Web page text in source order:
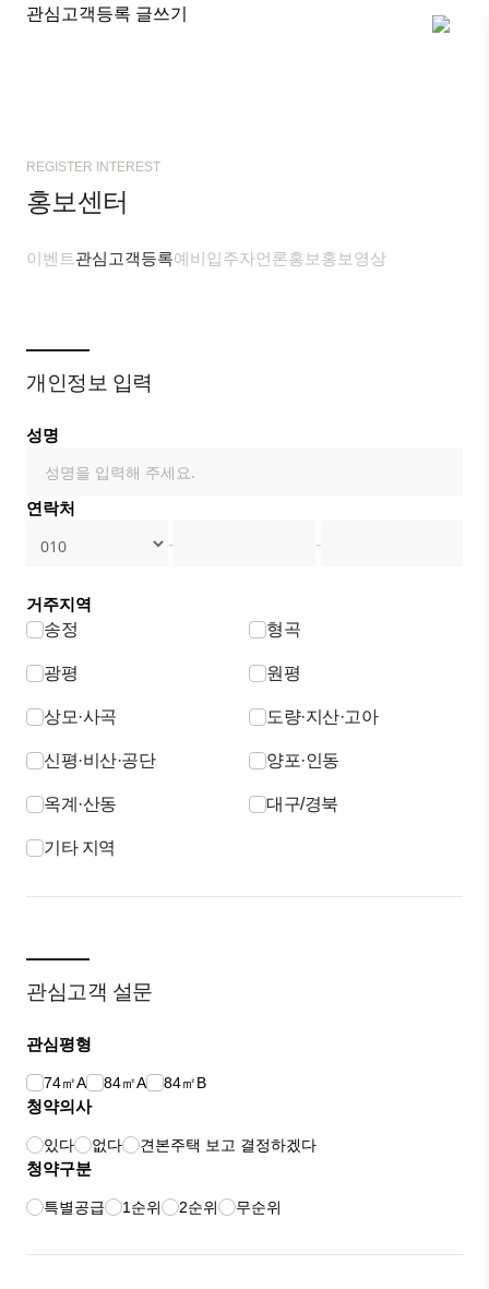
관심고객등록 글쓰기
REGISTER INTEREST
홍보센터
이벤트 관심고객등록예비입주자언론홍보 홍보영상
개인정보 입력
성명
연락처
- -
거주지역
송정
형곡
광평 원평
상모·사곡 도량·지산·고아
신평·비산·공단 양포·인동
옥계·산동 대구/경북
기타 지역
관심고객 설문
관심평형
74㎡A 84㎡A 84㎡B
청약의사
있다 없다 견본주택 보고 결정하겠다
청약구분
특별공급 1순위 2순위 무순위